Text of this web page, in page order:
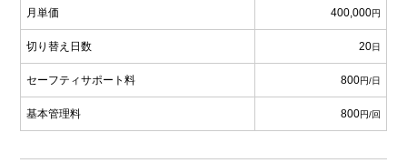
月単価 400,000円
切り替え日数 20日
セーフティサポート料 800円/日
基本管理料 800円/回